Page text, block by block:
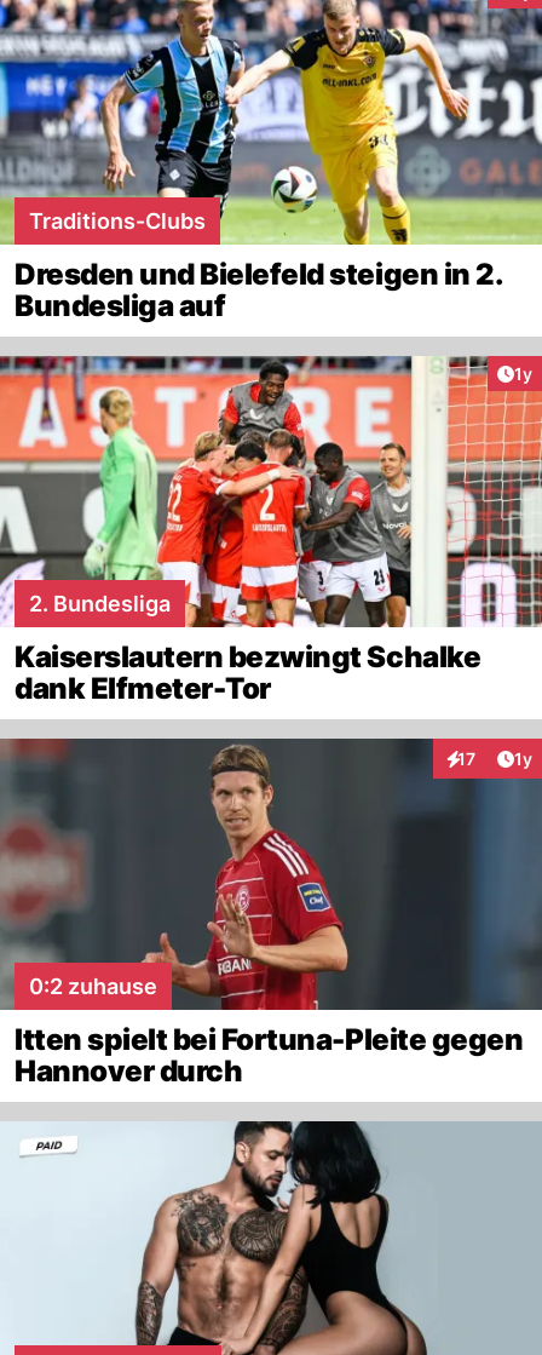
Traditions-Clubs
Dresden und Bielefeld steigen in 2.
Bundesliga auf
1y
2. Bundesliga
Kaiserslautern bezwingt Schalke
dank Elfmeter-Tor
17 1y
0:2 zuhause
Itten spielt bei Fortuna-Pleite gegen
Hannover durch